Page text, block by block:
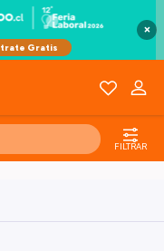
×
FILTRAR